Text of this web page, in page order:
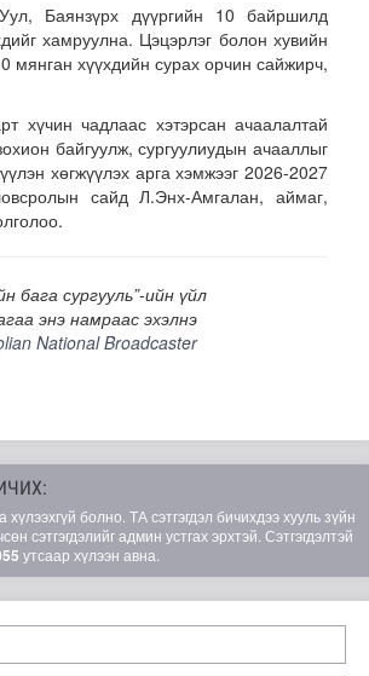
Баянзүрх дүүргийн 10 байршилд
хамруулна. Цэцэрлэг болон хувийн
мянган хүүхдийн сурах орчин сайжирч,
хүчин чадлаас хэтэрсан ачаалалтай
байгуулж, сургуулиудын ачааллыг
хөгжүүлэх арга хэмжээг 2026-2027
сайд Л.Энх-Амгалан, аймаг,
бага сургууль”-ийн үйл
энэ намраас эхэлнэ
National Broadcaster
болно. ТА сэтгэгдэл бичихдээ хууль зүйн
сэтгэгдэлийг админ устгах эрхтэй. Сэтгэгдэлтэй
утсаар хүлээн авна.